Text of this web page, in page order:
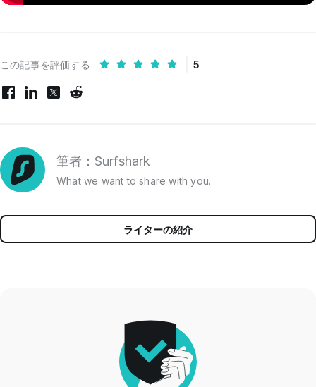
この記事を評価する 5
筆者：Surfshark
What we want to share with you.
ライターの紹介